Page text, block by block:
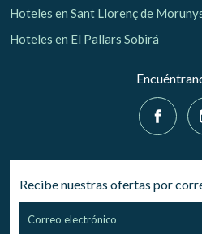
Hoteles en Sant Llorenç de
Hoteles en El Pallars Sobirá
Recibe nuestras ofertas por